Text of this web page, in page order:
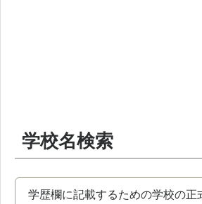
学校名検索
学歴欄に記載するための学校の